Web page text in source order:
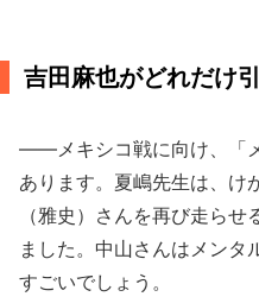
吉田麻也がどれだけ
――メキシコ戦に向け、「
あります。夏嶋先生は、け
（雅史）さんを再び走ら
ました。中山さんはメンタ
すごいでしょう。